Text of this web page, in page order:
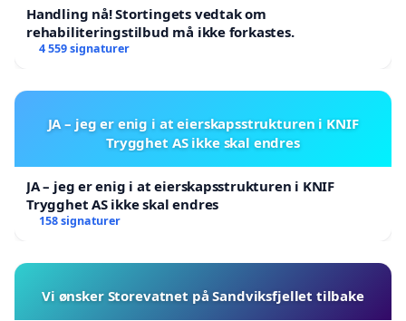
Handling nå! Stortingets vedtak om
rehabiliteringstilbud må ikke forkastes.
4 559 signaturer
JA – jeg er enig i at eierskapsstrukturen i KNIF
Trygghet AS ikke skal endres
JA – jeg er enig i at eierskapsstrukturen i KNIF
Trygghet AS ikke skal endres
158 signaturer
Vi ønsker Storevatnet på Sandviksfjellet tilbake